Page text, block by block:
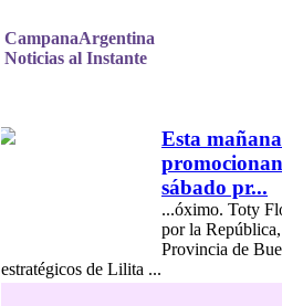
CampanaArgentina
Noticias al Instante
Esta
sábado pr...
...óximo. Toty
por la
Provincia de
estratégicos de Lilita ...